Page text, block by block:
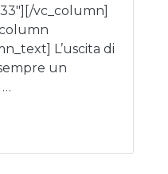
vc_column]
L’uscita di
un